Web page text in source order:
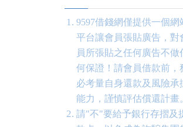
9597借錢網僅提供一個網
平台讓會員張貼廣告，對
員所張貼之任何廣告不做
何保證！請會員借款前，
必考量自身還款及風險承
能力，謹慎評估償還計畫
請"不"要給予銀行存摺及